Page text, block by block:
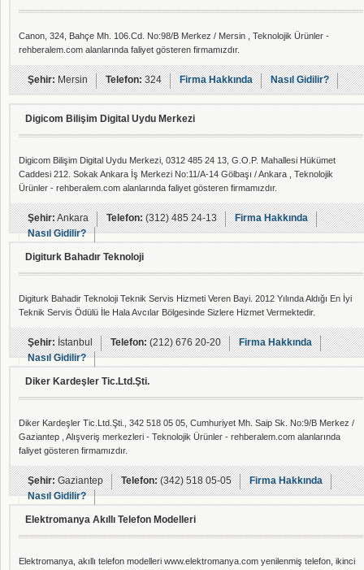
Canon, 324, Bahçe Mh. 106.Cd. No:98/B Merkez / Mersin , Teknolojik Ürünler -
rehberalem.com alanlarında faliyet gösteren firmamızdır.
Şehir:Mersin Telefon:324 Firma Hakkında Nasıl Gidilir?
Digicom Bilişim Digital Uydu Merkezi
Digicom Bilişim Digital Uydu Merkezi, 0312 485 24 13, G.O.P. Mahallesi Hükümet
Caddesi 212. Sokak Ankara İş Merkezi No:11/A-14 Gölbaşı / Ankara , Teknolojik
Ürünler - rehberalem.com alanlarında faliyet gösteren firmamızdır.
Şehir:Ankara Telefon:(312) 485 24-13
Firma Hakkında
Nasıl Gidilir?
Digiturk Bahadır Teknoloji
Digiturk Bahadir Teknoloji Teknik Servis Hizmeti Veren Bayi. 2012 Yılında Aldığı En İyi
Teknik Servis Ödülü İle Hala Avcılar Bölgesinde Sizlere Hizmet Vermektedir.
Şehir:İstanbul Telefon:(212) 676 20-20
Firma Hakkında
Nasıl Gidilir?
Diker Kardeşler Tic.Ltd.Şti.
Diker Kardeşler Tic.Ltd.Şti., 342 518 05 05, Cumhuriyet Mh. Saip Sk. No:9/B Merkez /
Gaziantep , Alışveriş merkezleri - Teknolojik Ürünler - rehberalem.com alanlarında
faliyet gösteren firmamızdır.
Şehir:Gaziantep Telefon:(342) 518 05-05
Firma Hakkında
Nasıl Gidilir?
Elektromanya Akıllı Telefon Modelleri
Elektromanya, akıllı telefon modelleri www.elektromanya.com yenilenmiş telefon, ikinci